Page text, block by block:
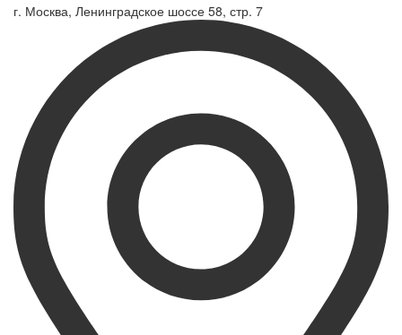
г. Москва, Ленинградское шоссе 58, стр. 7